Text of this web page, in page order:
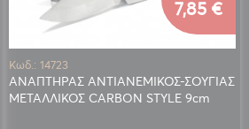
Κωδ.: 14723
ΑΝΑΠΤΗΡΑΣ ΑΝΤΙΑΝΕΜΙΚΟΣ-ΣΟΥΓΙΑΣ
ΜΕΤΑΛΛΙΚΟΣ CARBON STYLE 9cm
7,85 €